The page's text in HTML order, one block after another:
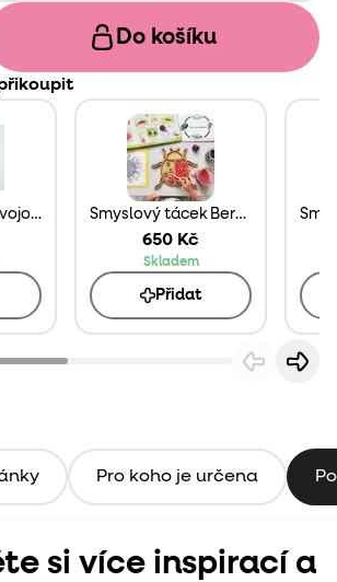
Do košíku
Oboustranný vývojový tácek Smyslový tácek Beruška
650 Kč
Skladem
Přidat
Pro koho je určena
si více inspirací a